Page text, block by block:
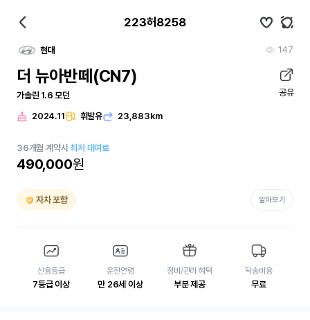
223허8258
현대 147
더 뉴아반떼(CN7)
가솔린 1.6 모던 공유
2024.11 휘발유 23,883km
36개월 계약시최저 대여료
490,000원
자차 포함 알아보기
신용등급
7등급 이상
운전연령
만 26세 이상
정비/관리 혜택
부분 제공
탁송비용
무료